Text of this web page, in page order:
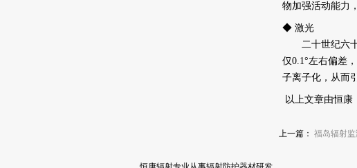
物加强活动能力
◆ 激光
二十世纪六十
仅0.1°左右偏差
子离子化，从而
以上文章由恒康
上一篇： 福岛辐射